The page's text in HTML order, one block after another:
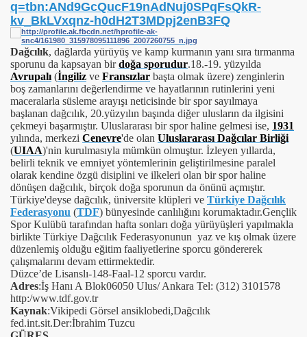
Dağcılık, dağlarda yürüyüş ve kamp kurmanın yanı sıra tırmanma
sporunu da kapsayan birdoğa sporudur.18.-19. yüzyılda
Avrupalı (İngiliz ve Fransızlar başta olmak üzere) zenginlerin
boş zamanlarını değerlendirme ve hayatlarının rutinlerini yeni
maceralarla süsleme arayışı neticisinde bir spor sayılmaya
başlanan dağcılık, 20.yüzyılın başında diğer ulusların da ilgisini
çekmeyi başarmıştır. Uluslararası bir spor haline gelmesi ise, 1931
yılında, merkezi Cenevre'de olan Uluslararası Dağcılar Birliği
(UIAA)'nin kurulmasıyla mümkün olmuştur. İzleyen yıllarda,
belirli teknik ve emniyet yöntemlerinin geliştirilmesine paralel
olarak kendine özgü disiplini ve ilkeleri olan bir spor haline
dönüşen dağcılık, birçok doğa sporunun da önünü açmıştır.
Türkiye'deyse dağcılık, üniversite klüpleri ve Türkiye Dağcılık
Federasyonu (TDF) bünyesinde canlılığını korumaktadır.Gençlik
Spor Kulübü tarafından hafta sonları doğa yürüyüşleri yapılmakla
birlikte Türkiye Dağcılık Federasyonunun yaz ve kış olmak üzere
düzenlemiş olduğu eğitim faaliyetlerine sporcu göndererek
çalışmalarını devam ettirmektedir.
Düzce’de Lisanslı-148-Faal-12 sporcu vardır.
Adres:İş Hanı A Blok06050 Ulus/ Ankara Tel: (312) 3101578
http:/www.tdf.gov.tr
Kaynak:Vikipedi Görsel ansiklobedi,Dağcılık
fed.int.sit.Der:İbrahim Tuzcu